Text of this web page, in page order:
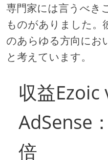
専門家には言うべき
ものがありました。
のあらゆる方向にお
と考えています。
収益Ezoic
AdSense
倍